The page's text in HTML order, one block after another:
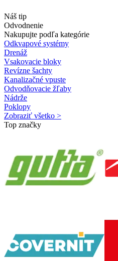
Náš tip
Odvodnenie
Nakupujte podľa kategórie
Odkvapové systémy
Drenáž
Vsakovacie bloky
Revízne šachty
Kanalizačné vpuste
Odvodňovacie žľaby
Nádrže
Poklopy
Zobraziť všetko >
Top značky